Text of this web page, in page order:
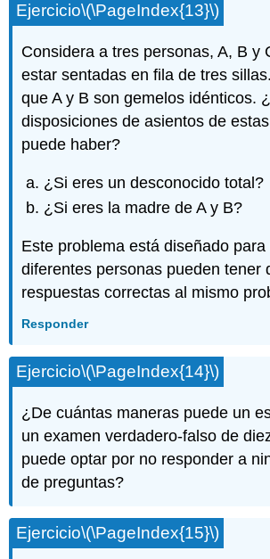
Ejercicio\(\PageIndex{13}\)
Considera a tres personas, A, B y
estar sentadas en fila de tres
que A y B son gemelos idénticos.
disposiciones de asientos de
puede haber?
¿Si eres un desconocido total?
¿Si eres la madre de A y B?
Este problema está diseñado
diferentes personas pueden tener
respuestas correctas al mismo
Responder
Ejercicio\(\PageIndex{14}\)
¿De cuántas maneras puede un
un examen verdadero-falso de
puede optar por no responder a
de preguntas?
Ejercicio\(\PageIndex{15}\)